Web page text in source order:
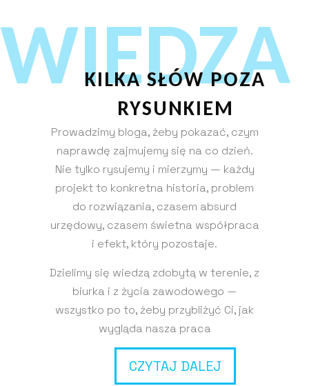
WIEDZA
KILKA SŁÓW POZA
RYSUNKIEM
Prowadzimy bloga, żeby pokazać, czym
naprawdę zajmujemy się na co dzień.
Nie tylko rysujemy i mierzymy — każdy
projekt to konkretna historia, problem
do rozwiązania, czasem absurd
urzędowy, czasem świetna współpraca
i efekt, który pozostaje.
Dzielimy się wiedzą zdobytą w terenie, z
biurka i z życia zawodowego —
wszystko po to, żeby przybliżyć Ci, jak
wygląda nasza praca
CZYTAJ DALEJ